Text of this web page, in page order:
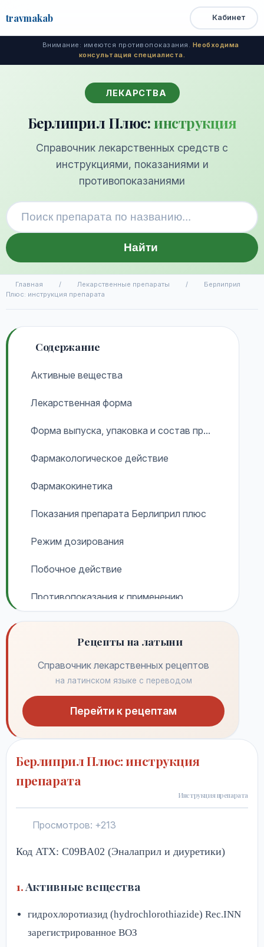
travmakab
Открыть
меню
Быстрый
доступ
Кабинет
Внимание: имеются противопоказания. Необходима
консультация специалиста.
ЛЕКАРСТВА
Берлиприл Плюс:инструкция
Справочник лекарственных средств с
инструкциями, показаниями и
противопоказаниями
Найти
Главная / Лекарственные препараты /
Берлиприл
Плюс: инструкция препарата
Содержание
Активные вещества
Лекарственная форма
Форма выпуска, упаковка и состав пр...
Фармакологическое действие
Фармакокинетика
Показания препарата Берлиприл плюс
Режим дозирования
Побочное действие
Противопоказания к применению
Применение при беременности и кормл...
Применение при нарушениях функции п...
Применение у детей
Применение у пожилых пациентов
Особые указания
Передозировка
Лекарственное взаимодействие
Условия хранения препарата Берлипри...
Рецепты на латыни
Справочник лекарственных рецептов
на латинском языке с переводом
Перейти к рецептам
Берлиприл Плюс: инструкция
препарата
Инструкция препарата
Просмотров: +213
Код ATX: C09BA02 (Эналаприл и диуретики)
Активные вещества
гидрохлоротиазид (hydrochlorothiazide) Rec.INN
зарегистрированное ВОЗ